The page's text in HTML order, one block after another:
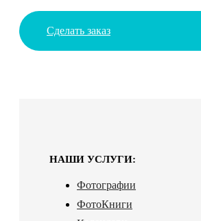
Сделать заказ
НАШИ УСЛУГИ:
Фотографии
ФотоКниги